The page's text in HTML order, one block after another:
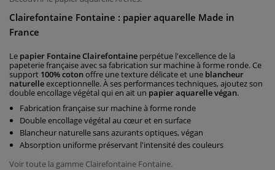
Clairefontaine Fontaine : papier aquarelle Made in
France
Le papier Fontaine Clairefontaine perpétue l'excellence de la
papeterie française avec sa fabrication sur machine à forme ronde. Ce
support 100% cotonoffre une texture délicate et une blancheur
naturelleexceptionnelle. À ses performances techniques, ajoutez son
double encollage végétal qui en ait un papier aquarelle végan.
Fabrication française sur machine à forme ronde
Double encollage végétal au cœur et en surface
Blancheur naturelle sans azurants optiques, végan
Absorption uniforme préservant l'intensité des couleurs
Voir toute la gamme Clairefontaine Fontaine.